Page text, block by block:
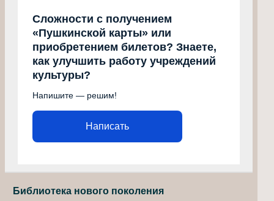
Сложности с получением
«Пушкинской карты» или
приобретением билетов? Знаете,
как улучшить работу учреждений
культуры?
Напишите — решим!
Написать
Библиотека нового поколения